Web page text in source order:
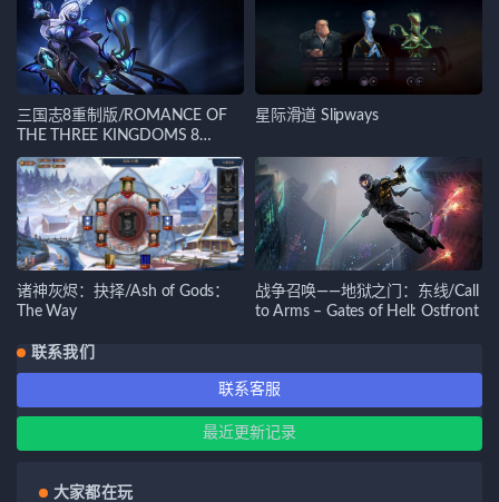
三国志8重制版/ROMANCE OF
THE THREE KINGDOMS 8
REMAKE
星际滑道 Slipways
诸神灰烬：抉择/Ash of Gods：
The Way
战争召唤——地狱之门：东线/Call
to Arms – Gates of Hell: Ostfront
联系我们
联系客服
最近更新记录
大家都在玩